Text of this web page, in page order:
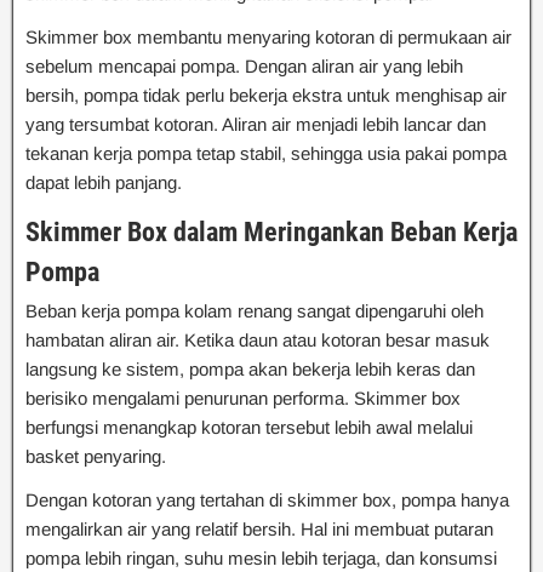
Skimmer box membantu menyaring kotoran di permukaan air
sebelum mencapai pompa. Dengan aliran air yang lebih
bersih, pompa tidak perlu bekerja ekstra untuk menghisap air
yang tersumbat kotoran. Aliran air menjadi lebih lancar dan
tekanan kerja pompa tetap stabil, sehingga usia pakai pompa
dapat lebih panjang.
Skimmer Box dalam Meringankan Beban Kerja
Pompa
Beban kerja pompa kolam renang sangat dipengaruhi oleh
hambatan aliran air. Ketika daun atau kotoran besar masuk
langsung ke sistem, pompa akan bekerja lebih keras dan
berisiko mengalami penurunan performa. Skimmer box
berfungsi menangkap kotoran tersebut lebih awal melalui
basket penyaring.
Dengan kotoran yang tertahan di skimmer box, pompa hanya
mengalirkan air yang relatif bersih. Hal ini membuat putaran
pompa lebih ringan, suhu mesin lebih terjaga, dan konsumsi